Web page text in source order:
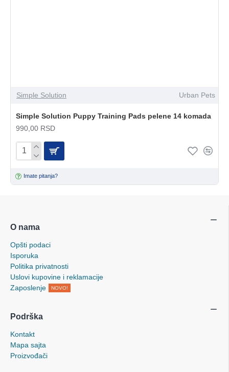
Simple Solution Urban Pets
Simple Solution Puppy Training Pads pelene 14 komada
990,00 RSD
Imate pitanja?
O nama
Opšti podaci
Isporuka
Politika privatnosti
Uslovi kupovine i reklamacije
Zaposlenje
NOVO!
Podrška
Kontakt
Mapa sajta
Proizvođači